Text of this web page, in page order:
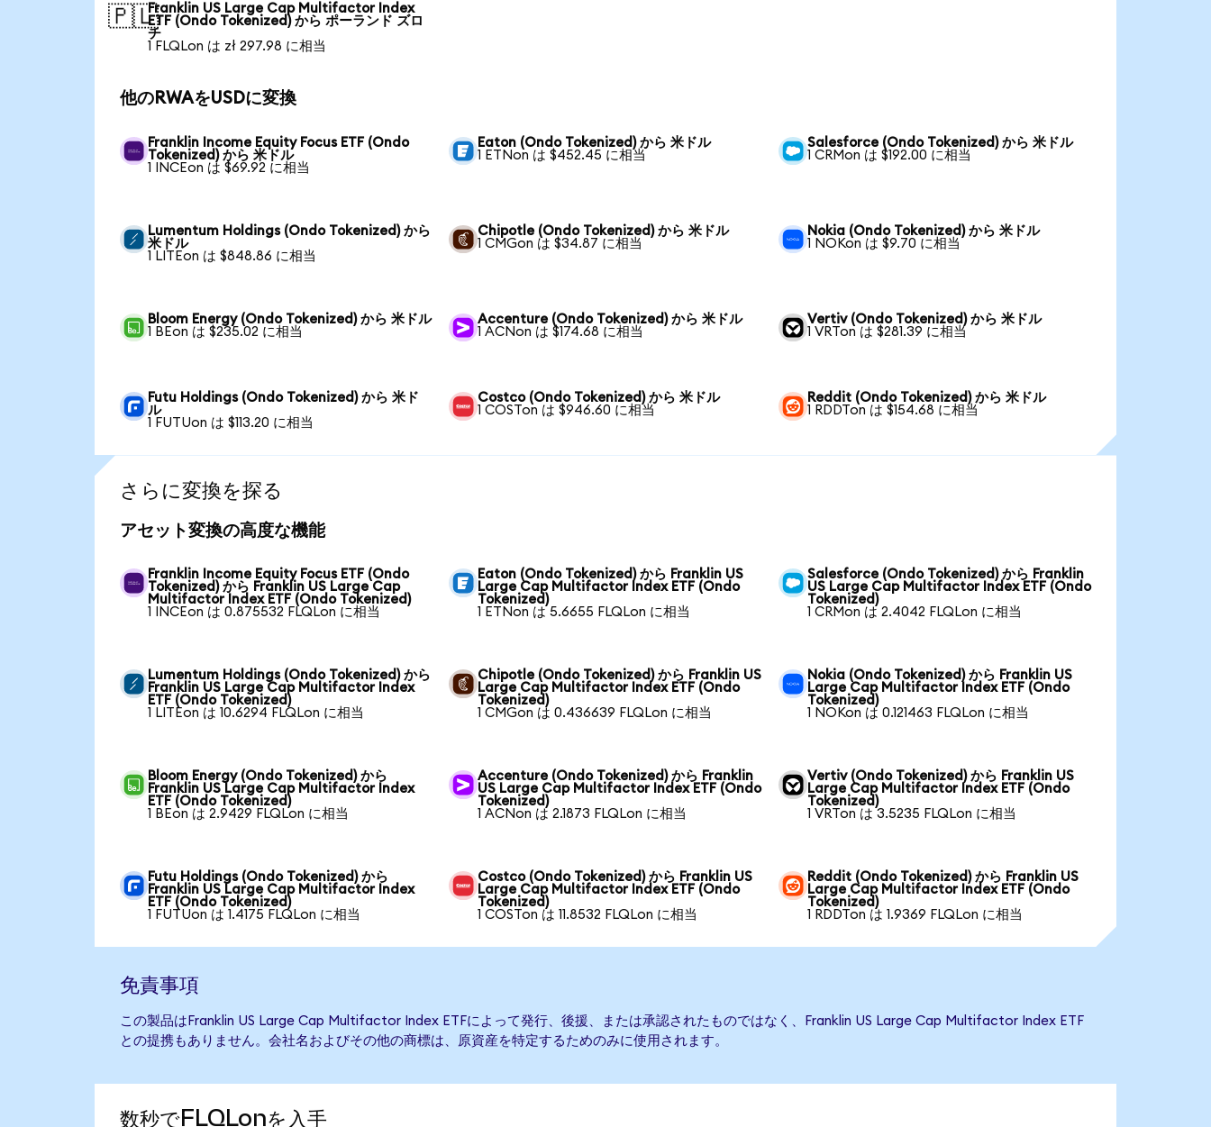
🇵🇱Franklin US Large Cap Multifactor Index
ETF (Ondo Tokenized) から ポーランド ズロ
チ
1 FLQLon は zł 297.98 に相当
他のRWAをUSDに変換
Franklin Income Equity Focus ETF (Ondo
Tokenized) から 米ドル
1 INCEon は $69.92 に相当
Eaton (Ondo Tokenized) から 米ドル
1 ETNon は $452.45 に相当
Salesforce (Ondo Tokenized) から 米ドル
1 CRMon は $192.00 に相当
Lumentum Holdings (Ondo Tokenized) から
米ドル
1 LITEon は $848.86 に相当
Chipotle (Ondo Tokenized) から 米ドル
1 CMGon は $34.87 に相当
Nokia (Ondo Tokenized) から 米ドル
1 NOKon は $9.70 に相当
Bloom Energy (Ondo Tokenized) から 米ドル
1 BEon は $235.02 に相当
Accenture (Ondo Tokenized) から 米ドル
1 ACNon は $174.68 に相当
Vertiv (Ondo Tokenized) から 米ドル
1 VRTon は $281.39 に相当
Futu Holdings (Ondo Tokenized) から 米ド
ル
1 FUTUon は $113.20 に相当
Costco (Ondo Tokenized) から 米ドル
1 COSTon は $946.60 に相当
Reddit (Ondo Tokenized) から 米ドル
1 RDDTon は $154.68 に相当
さらに変換を探る
アセット変換の高度な機能
Franklin Income Equity Focus ETF (Ondo
Tokenized) から Franklin US Large Cap
Multifactor Index ETF (Ondo Tokenized)
1 INCEon は 0.875532 FLQLon に相当
Eaton (Ondo Tokenized) から Franklin US
Large Cap Multifactor Index ETF (Ondo
Tokenized)
1 ETNon は 5.6655 FLQLon に相当
Salesforce (Ondo Tokenized) から Franklin
US Large Cap Multifactor Index ETF (Ondo
Tokenized)
1 CRMon は 2.4042 FLQLon に相当
Lumentum Holdings (Ondo Tokenized) から
Franklin US Large Cap Multifactor Index
ETF (Ondo Tokenized)
1 LITEon は 10.6294 FLQLon に相当
Chipotle (Ondo Tokenized) から Franklin US
Large Cap Multifactor Index ETF (Ondo
Tokenized)
1 CMGon は 0.436639 FLQLon に相当
Nokia (Ondo Tokenized) から Franklin US
Large Cap Multifactor Index ETF (Ondo
Tokenized)
1 NOKon は 0.121463 FLQLon に相当
Bloom Energy (Ondo Tokenized) から
Franklin US Large Cap Multifactor Index
ETF (Ondo Tokenized)
1 BEon は 2.9429 FLQLon に相当
Accenture (Ondo Tokenized) から Franklin
US Large Cap Multifactor Index ETF (Ondo
Tokenized)
1 ACNon は 2.1873 FLQLon に相当
Vertiv (Ondo Tokenized) から Franklin US
Large Cap Multifactor Index ETF (Ondo
Tokenized)
1 VRTon は 3.5235 FLQLon に相当
Futu Holdings (Ondo Tokenized) から
Franklin US Large Cap Multifactor Index
ETF (Ondo Tokenized)
1 FUTUon は 1.4175 FLQLon に相当
Costco (Ondo Tokenized) から Franklin US
Large Cap Multifactor Index ETF (Ondo
Tokenized)
1 COSTon は 11.8532 FLQLon に相当
Reddit (Ondo Tokenized) から Franklin US
Large Cap Multifactor Index ETF (Ondo
Tokenized)
1 RDDTon は 1.9369 FLQLon に相当
免責事項
この製品はFranklin US Large Cap Multifactor Index ETFによって発行、後援、または承認されたものではなく、Franklin US Large Cap Multifactor Index ETF
との提携もありません。会社名およびその他の商標は、原資産を特定するためのみに使用されます。
数秒でFLQLonを入手